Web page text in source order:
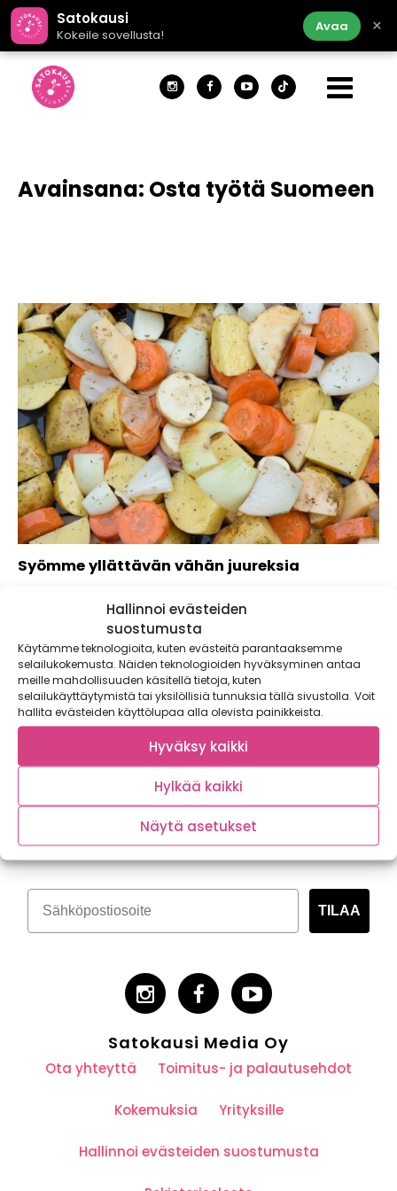
Hallinnoi evästeiden
suostumusta
Käytämme teknologioita, kuten evästeitä parantaaksemme
selailukokemusta. Näiden teknologioiden hyväksyminen antaa
meille mahdollisuuden käsitellä tietoja, kuten
selailukäyttäytymistä tai yksilöllisiä tunnuksia tällä sivustolla. Voit
hallita evästeiden käyttölupaa alla olevista painikkeista.
Hyväksy kaikki
Hylkää kaikki
Näytä asetukset
Satokausi
Kokeile sovellusta!
Avaa ×
Avainsana: Osta työtä Suomeen
Syömme yllättävän vähän juureksia
juuresten suosio on ollut viime vuosina nousussa....
Tilaa kasvispitoinen uutiskirje
TILAA
Satokausi Media Oy
Ota yhteyttä Toimitus- ja palautusehdot
Kokemuksia Yrityksille
Hallinnoi evästeiden suostumusta